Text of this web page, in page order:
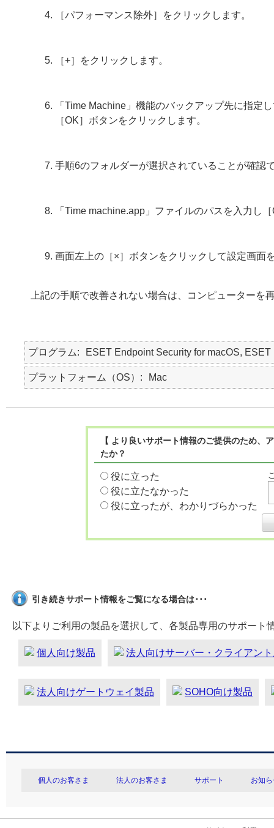
［パフォーマンス除外］をクリックします。
［+］をクリックします。
「Time Machine」機能のバックアップ先に指定
［OK］ボタンをクリックします。
手順6のフォルダーが選択されていることが確認
「Time machine.app」ファイルのパスを入力し
画面左上の［×］ボタンをクリックして設定画面
上記の手順で改善されない場合は、コンピューターを
プログラム ESET Endpoint Security for macOS,
プラットフォーム（OS） Mac
【 より良いサポート情報のご提供のため
たか？
役に立った
役に立たなかった
役に立ったが、わかりづらかった
引き続きサポート情報をご覧になる場合は･･･
以下よりご利用の製品を選択して、各製品専用のサポート
個人向け製品 法人向けサーバー・クライアン
法人向けゲートウェイ製品 SOHO向け製品
個人のお客さま 法人のお客さま サポート お知